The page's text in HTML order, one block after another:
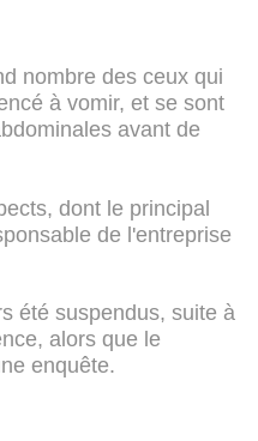
nombre des ceux qui
à vomir, et se sont
avant de
dont le principal
de l'entreprise
été suspendus, suite à
alors que le
enquête.